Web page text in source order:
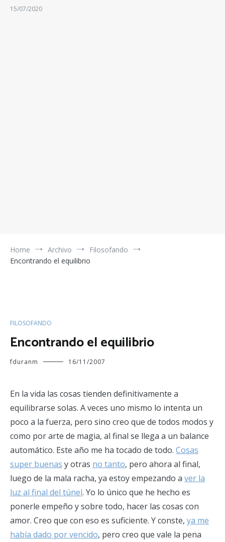
15/07/2020
Home Archivo
Filosofando
Encontrando el equilibrio
FILOSOFANDO
Encontrando el equilibrio
fduranm 16/11/2007
En la vida las cosas tienden definitivamente a
equilibrarse solas. A veces uno mismo lo intenta un
poco a la fuerza, pero sino creo que de todos modos y
como por arte de magia, al final se llega a un balance
automático. Este año me ha tocado de todo. Cosas
super buenas y otras no tanto, pero ahora al final,
luego de la mala racha, ya estoy empezando a ver la
luz al final del túnel. Yo lo único que he hecho es
ponerle empeño y sobre todo, hacer las cosas con
amor. Creo que con eso es suficiente. Y conste, ya me
había dado por vencido, pero creo que vale la pena